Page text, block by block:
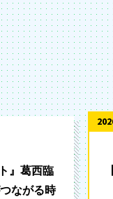
』葛西臨
ながる時